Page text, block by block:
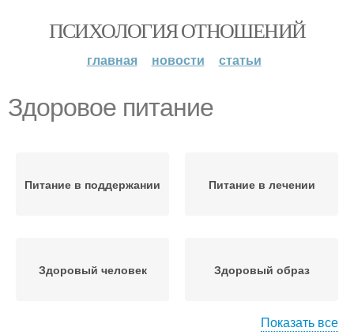
ПСИХОЛОГИЯ ОТНОШЕНИЙ
главная новости статьи
Здоровое питание
Питание в поддержании Питание в лечении
Здоровый человек Здоровый образ
Показать все